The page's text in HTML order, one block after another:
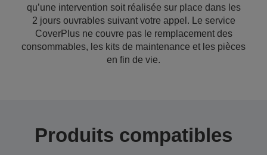
qu’une intervention soit réalisée sur place dans les
2 jours ouvrables suivant votre appel. Le service
CoverPlus ne couvre pas le remplacement des
consommables, les kits de maintenance et les pièces
en fin de vie.
Produits compatibles